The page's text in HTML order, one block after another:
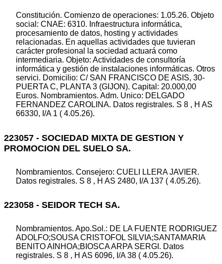
Constitución. Comienzo de operaciones: 1.05.26. Objeto
social: CNAE: 6310. Infraestructura informática,
procesamiento de datos, hosting y actividades
relacionadas. En aquellas actividades que tuvieran
carácter profesional la sociedad actuará como
intermediaria. Objeto: Actividades de consultoría
informática y gestión de instalaciones informáticas. Otros
servici. Domicilio: C/ SAN FRANCISCO DE ASIS, 30-
PUERTA C, PLANTA 3 (GIJON). Capital: 20.000,00
Euros. Nombramientos. Adm. Unico: DELGADO
FERNANDEZ CAROLINA. Datos registrales. S 8 , H AS
66330, I/A 1 ( 4.05.26).
223057 - SOCIEDAD MIXTA DE GESTION Y
PROMOCION DEL SUELO SA.
Nombramientos. Consejero: CUELI LLERA JAVIER.
Datos registrales. S 8 , H AS 2480, I/A 137 ( 4.05.26).
223058 - SEIDOR TECH SA.
Nombramientos. Apo.Sol.: DE LA FUENTE RODRIGUEZ
ADOLFO;SOUSA CRISTOFOL SILVIA;SANTAMARIA
BENITO AINHOA;BIOSCA ARPA SERGI. Datos
registrales. S 8 , H AS 6096, I/A 38 ( 4.05.26).